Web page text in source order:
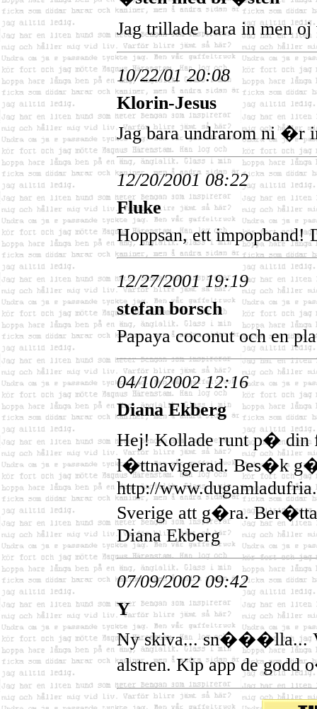
Jag trillade bara in men
10/22/01 20:08
Klorin-Jesus
Jag bara undrarom ni �r
12/20/2001 08:22
Fluke
Hoppsan, ett impopband!
12/27/2001 19:19
stefan borsch
Papaya coconut och en
04/10/2002 12:16
Diana Ekberg
Hej! Kollade runt p� din
l�ttnavigerad. Bes�k
http://
Sverige att g�ra.
Diana Ekberg
07/09/2002 09:42
Y
Ny skiva... sn���lla...
alstren. Kip app de godd